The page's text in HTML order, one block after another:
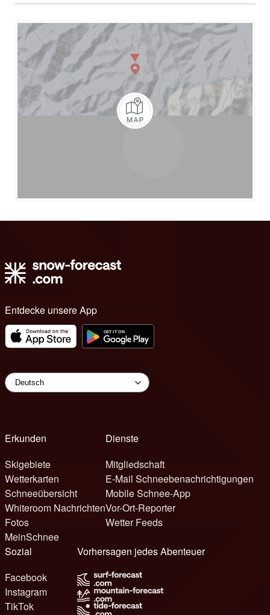
Entdecke unsere App
Erkunden
Skigebiete
Wetterkarten
Schneeübersicht
Whiteroom Nachrichten
Fotos
MeinSchnee
Dienste
Mitgliedschaft
E-Mail Schneebenachrichtigungen
Mobile Schnee-App
Vor-Ort-Reporter
Wetter Feeds
Sozial
Facebook
Instagram
TikTok
Vorhersagen jedes Abenteuer